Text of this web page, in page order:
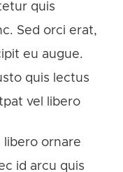
quis
Sed orci erat,
eu augue.
quis lectus
vel libero
libero ornare
id arcu quis